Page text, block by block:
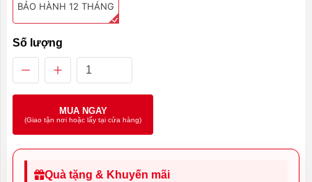
BẢO HÀNH 12 THÁNG
Số lượng
MUA NGAY
(Giao tận nơi hoặc lấy tại cửa hàng)
Quà tặng & Khuyến mãi